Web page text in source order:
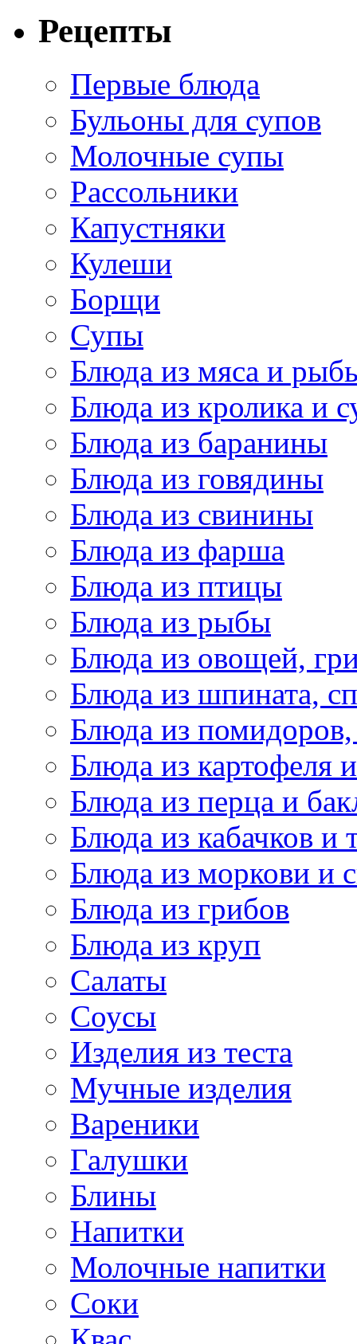
Рецепты
Первые блюда
Бульоны для супов
Молочные супы
Рассольники
Капустняки
Кулеши
Борщи
Супы
Блюда из мяса и
Блюда из кролика и
Блюда из баранины
Блюда из говядины
Блюда из свинины
Блюда из фарша
Блюда из птицы
Блюда из рыбы
Блюда из овощей,
Блюда из шпината,
Блюда из
Блюда из картофеля
Блюда из перца и
Блюда из кабачков и
Блюда из моркови и
Блюда из грибов
Блюда из круп
Салаты
Соусы
Изделия из теста
Мучные изделия
Вареники
Галушки
Блины
Напитки
Молочные напитки
Соки